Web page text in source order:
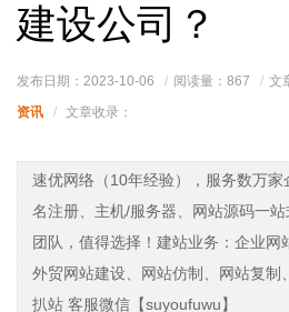
建设公司？
发布日期：2023-10-06 阅读量： 867 文
资讯
文章收录：
速优网络（10年经验），服务数万
名注册、主机/服务器、网站源码一
团队，值得选择！建站业务：企业网
外贸网站建设、网站仿制、网站复制
扒站 客服微信【suyoufuwu】